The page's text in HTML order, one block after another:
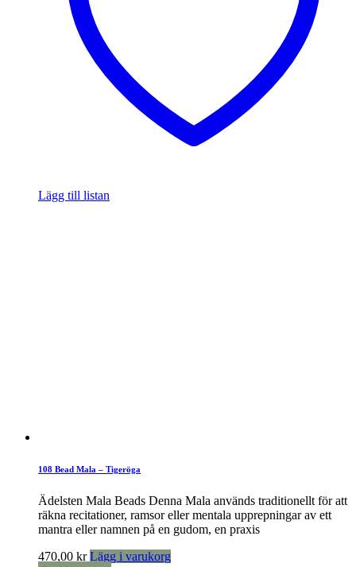
Lägg till listan
108 Bead Mala – Tigeröga
Ädelsten Mala Beads Denna Mala används traditionellt för att
räkna recitationer, ramsor eller mentala upprepningar av ett
mantra eller namnen på en gudom, en praxis
470,00 kr Lägg i varukorg